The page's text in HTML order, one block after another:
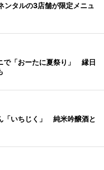
ンタルの3店舗が限定メニュ
で「おーたに夏祭り」 縁日
「いちじく」 純米吟醸酒と